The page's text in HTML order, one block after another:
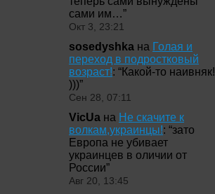
сами им…”
Окт 3, 23:21
sosedyshka на Голая и
переход в подростковый
возраст!: “Какой-то наивняк!
)))”
Сен 28, 07:11
VicUa на Не скачите к
волкам,украинцы!: “зато
Европа не убивает
украинцев в оличии от
России”
Авг 20, 13:45